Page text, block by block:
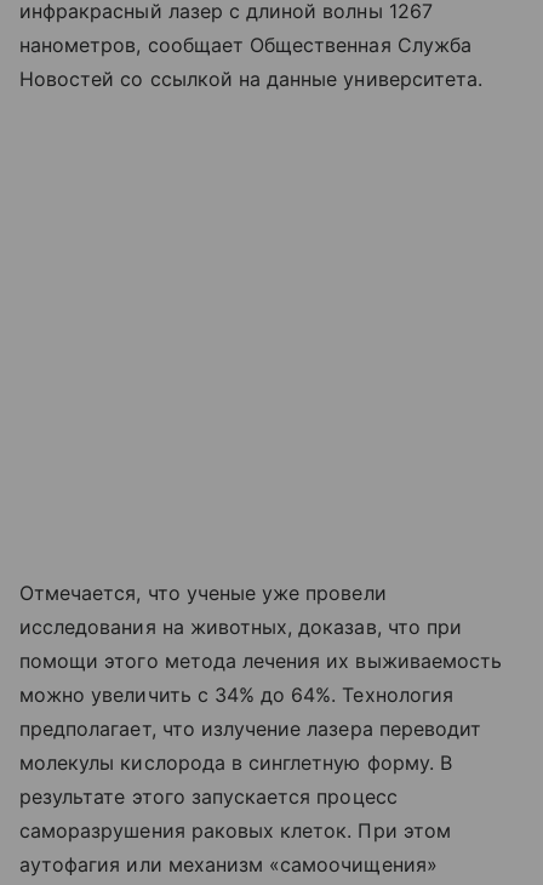
инфракрасный лазер с длиной волны 1267
нанометров, сообщает Общественная Служба
Новостей со ссылкой на данные университета.
Отмечается, что ученые уже провели
исследования на животных, доказав, что при
помощи этого метода лечения их выживаемость
можно увеличить с 34% до 64%. Технология
предполагает, что излучение лазера переводит
молекулы кислорода в синглетную форму. В
результате этого запускается процесс
саморазрушения раковых клеток. При этом
аутофагия или механизм «самоочищения»